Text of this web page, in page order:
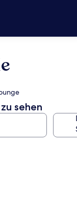
sehen